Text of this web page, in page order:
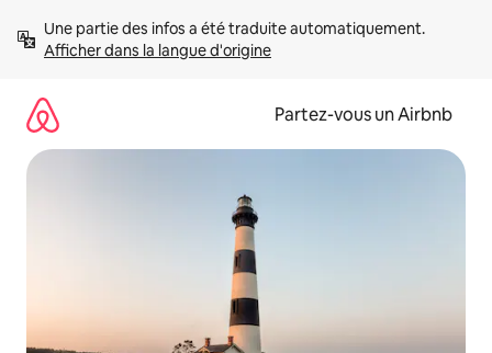
directement
Afficher dans la langue d'origine
Partez-vous un Airbnb